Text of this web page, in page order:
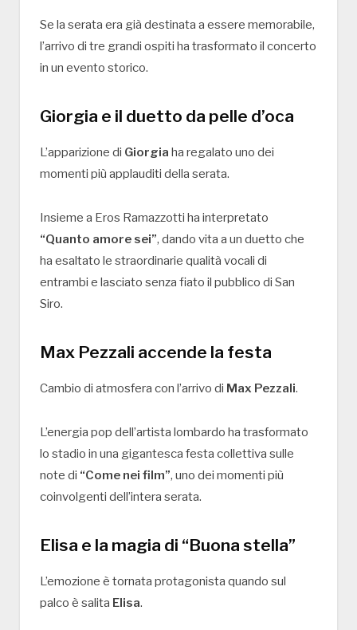
Se la serata era già destinata a essere memorabile,
l’arrivo di tre grandi ospiti ha trasformato il concerto
in un evento storico.
Giorgia e il duetto da pelle d’oca
L’apparizione di Giorgia ha regalato uno dei
momenti più applauditi della serata.
Insieme a Eros Ramazzotti ha interpretato
“Quanto amore sei”, dando vita a un duetto che
ha esaltato le straordinarie qualità vocali di
entrambi e lasciato senza fiato il pubblico di San
Siro.
Max Pezzali accende la festa
Cambio di atmosfera con l’arrivo di Max Pezzali.
L’energia pop dell’artista lombardo ha trasformato
lo stadio in una gigantesca festa collettiva sulle
note di “Come nei film”, uno dei momenti più
coinvolgenti dell’intera serata.
Elisa e la magia di “Buona stella”
L’emozione è tornata protagonista quando sul
palco è salita Elisa.